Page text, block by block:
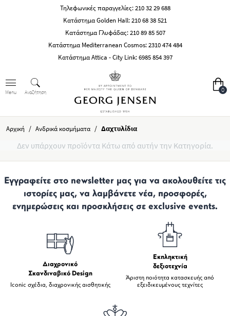
Τηλεφωνικές παραγγελίες:210 32 29 688
Κατάστημα Golden Hall:210 68 38 521
Κατάστημα Γλυφάδας:210 89 85 507
Κατάστημα Mediterranean Cosmos:2310 474 484
Κατάστημα Attica - City Link:6985 854 397
Menu Αναζήτηση 0
Αρχική / Ανδρικά κοσμήματα / Δαχτυλίδια
Δεν υπάρχουν προϊόντα Κάτω από αυτήν την Κατηγορία.
Εγγραφείτε στο newsletter μας για να ακολουθείτε τις
ιστορίες μας, να λαμβάνετε νέα, προσφορές,
ενημερώσεις και προσκλήσεις σε exclusive events.
Διαχρονικό
Σκανδιναβικό Design
Iconic σχέδια, διαχρονικής αισθητικής
Εκπληκτική
δεξιοτεχνία
Άριστη ποιότητα κατασκευής από
εξειδικευμένους τεχνίτες